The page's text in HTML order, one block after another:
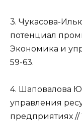
3. Чукасова-
потенциал
Экономика и
59-63.
4. Шаповалова
управления
предприятиях